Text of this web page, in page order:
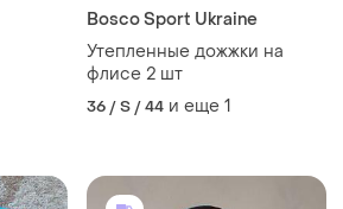
Bosco Sport Ukraine
Утепленные дожжки на
флисе 2 шт
36 / S / 44 и еще 1